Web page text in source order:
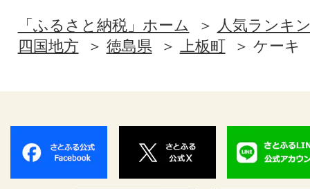
「ふるさと納税」ホーム
人気ランキ
四国地方
徳島県 上板町 ケーキ